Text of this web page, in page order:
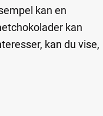
kan en
kan
kan du vise,